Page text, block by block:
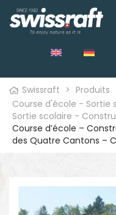
Swissraft > Produits
Course d'école - Sortie
Sortie scolaire -
Course d’école –
des Quatre Cantons –